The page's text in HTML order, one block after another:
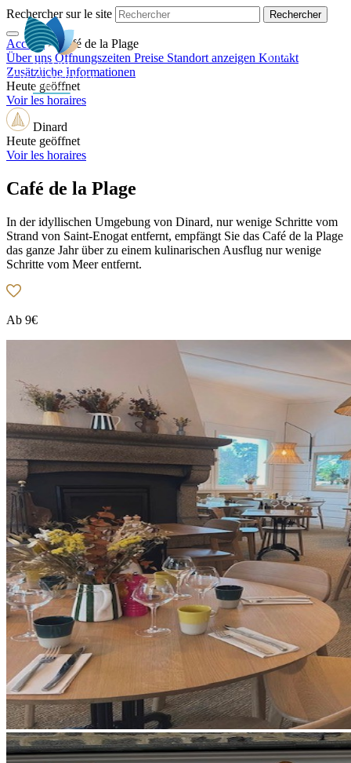
Rechercher sur le site
DE
Accueil>Café de la Plage
Über uns Öffnungszeiten Preise Standort anzeigen Kontakt
Zusätzliche Informationen
Heute geöffnet
Voir les horaires
Dinard
Heute geöffnet
Voir les horaires
Café de la Plage
In der idyllischen Umgebung von Dinard, nur wenige Schritte vom
Strand von Saint-Enogat entfernt, empfängt Sie das Café de la Plage
das ganze Jahr über zu einem kulinarischen Ausflug nur wenige
Schritte vom Meer entfernt.
Ab 9€